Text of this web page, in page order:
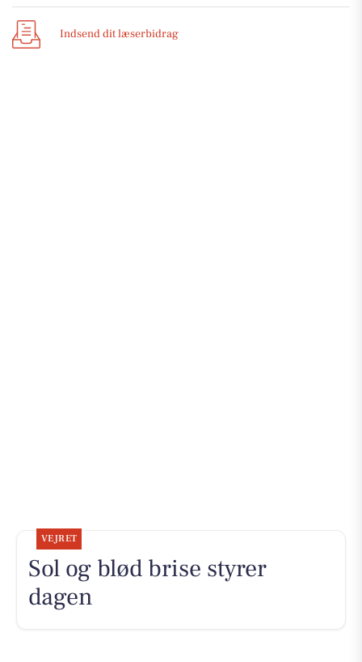
Indsend dit læserbidrag
VEJRET
Sol og blød brise styrer
dagen